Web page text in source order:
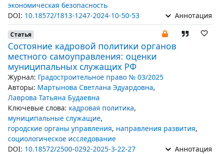
экономическая безопасность
DOI: 10.18572/1813-1247-2024-10-50-53 Аннотация
Статья
Состояние кадровой политики органов
местного самоуправления: оценки
муниципальных служащих РФ
Журнал: Градостроительное право № 03/2025
Авторы: Мартынова Светлана Эдуардовна,
Лаврова Татьяна Будаевна
Ключевые слова: кадровая политика,
муниципальные служащие,
городские органы управления, направления развития,
социологическое исследование
DOI: 10.18572/2500-0292-2025-3-22-27 Аннотация